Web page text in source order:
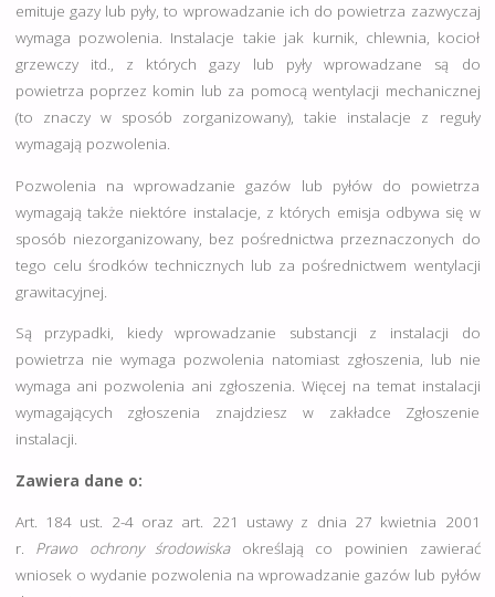
emituje gazy lub pyły, to wprowadzanie ich do powietrza zazwyczaj
wymaga pozwolenia. Instalacje takie jak kurnik, chlewnia, kocioł
grzewczy itd., z których gazy lub pyły wprowadzane są do
powietrza poprzez komin lub za pomocą wentylacji mechanicznej
(to znaczy w sposób zorganizowany), takie instalacje z reguły
wymagają pozwolenia.
Pozwolenia na wprowadzanie gazów lub pyłów do powietrza
wymagają także niektóre instalacje, z których emisja odbywa się w
sposób niezorganizowany, bez pośrednictwa przeznaczonych do
tego celu środków technicznych lub za pośrednictwem wentylacji
grawitacyjnej.
Są przypadki, kiedy wprowadzanie substancji z instalacji do
powietrza nie wymaga pozwolenia natomiast zgłoszenia, lub nie
wymaga ani pozwolenia ani zgłoszenia. Więcej na temat instalacji
wymagających zgłoszenia znajdziesz w zakładce Zgłoszenie
instalacji.
Zawiera dane o:
Art. 184 ust. 2-4 oraz art. 221 ustawy z dnia 27 kwietnia 2001
r. Prawo ochrony środowiskaokreślają co powinien zawierać
wniosek o wydanie pozwolenia na wprowadzanie gazów lub pyłów